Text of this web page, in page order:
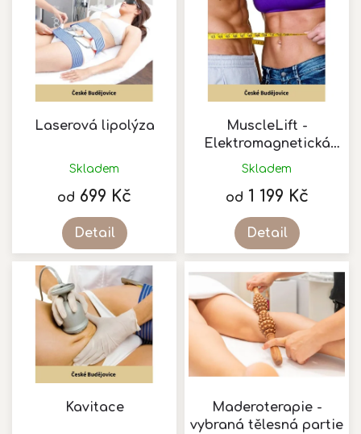
Laserová lipolýza
Skladem
od 699 Kč
Detail
MuscleLift -
Elektromagnetická
stimulace svalu
Skladem
od 1 199 Kč
Detail
Kavitace
Maderoterapie -
vybraná tělesná partie